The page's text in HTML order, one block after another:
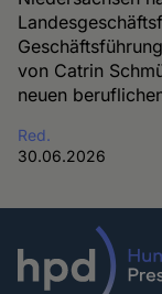
von Catrin
neuen
Red.
30.06.2026